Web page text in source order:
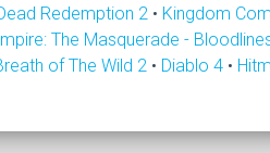
Redemption 2 • Kingdom
The Masquerade -
of The Wild 2 • Diablo 4 •